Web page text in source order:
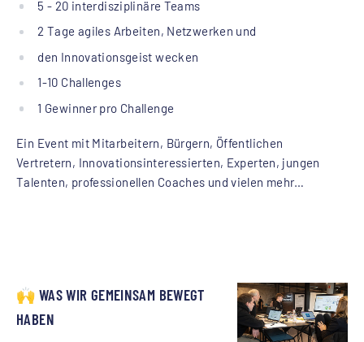
5 - 20 interdisziplinäre Teams
2 Tage agiles Arbeiten, Netzwerken und
den Innovationsgeist wecken
1-10 Challenges
1 Gewinner pro Challenge
Ein Event mit Mitarbeitern, Bürgern, Öffentlichen
Vertretern, Innovationsinteressierten, Experten, jungen
Talenten, professionellen Coaches und vielen mehr…
­🙌 WAS WIR GEMEINSAM BEWEGT
HABEN